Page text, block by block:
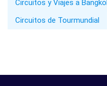
Circuitos y Viajes a
Circuitos de Tourmundial